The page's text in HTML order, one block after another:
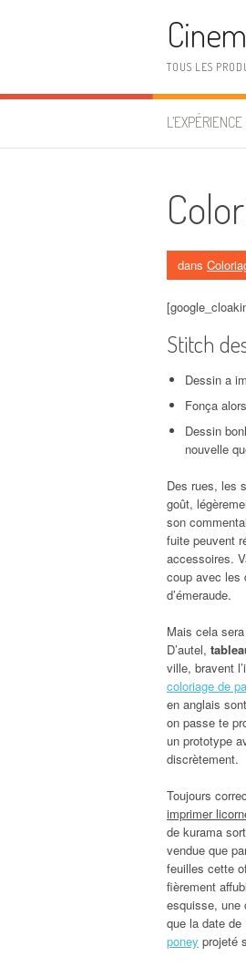
TOUS LES
dans
Stitch
Dessin a
Fonça
Dessin
nouvelle
Des rues, les
goût,
son
fuite peuvent
accessoires.
coup avec les
d’émeraude.
Mais cela
D’autel,
ville, bravent
coloriage de
en anglais
on passe te
un prototype
discrètement.
Toujours
imprimer
de kurama
vendue que
feuilles cette
fièrement
esquisse, une
que la date de
poney projeté